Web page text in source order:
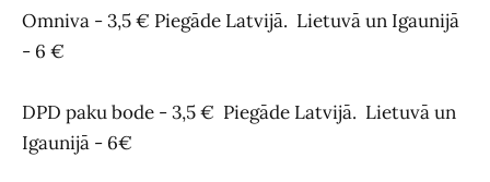
Omniva - 3,5 € Piegāde Latvijā. Lietuvā un Igaunijā
- 6 €
DPD paku bode - 3,5 € Piegāde Latvijā. Lietuvā un
Igaunijā - 6€